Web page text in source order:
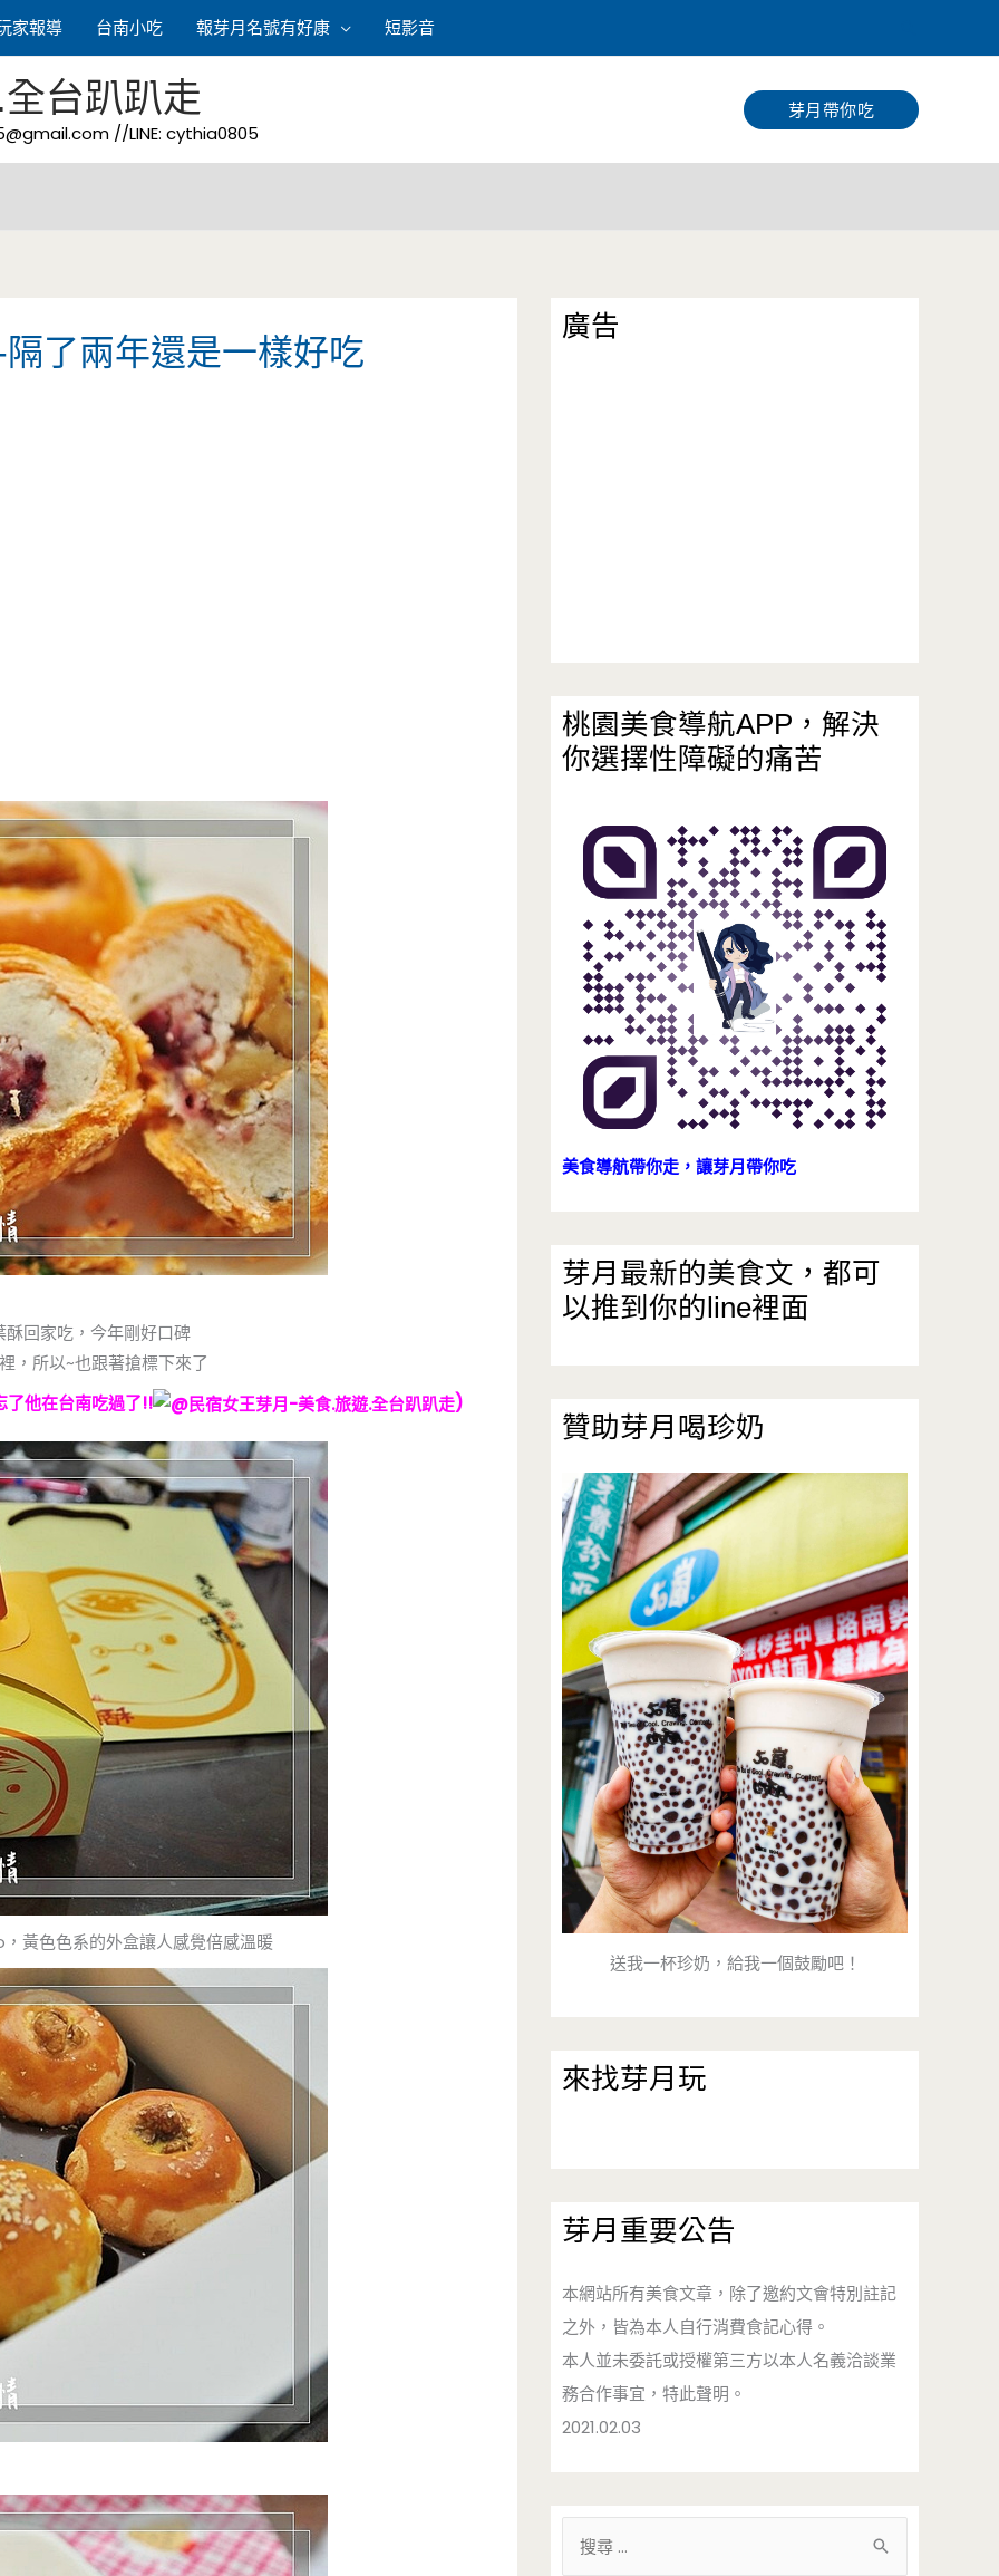
家報導 台南小吃 報芽月名號有好康 短影音
尋
台趴趴走
//LINE: cythia0805
芽月帶你吃
了兩年還是一樣好吃
回家吃，今年剛好口碑
，所以~也跟著搶標下來了
了他在台南吃過了!!
)
黃色色系的外盒讓人感覺倍感溫暖
廣告
桃園美食導航APP，解決
你選擇性障礙的痛苦
美食導航帶你走，讓芽月帶你吃
芽月最新的美食文，都可
以推到你的line裡面
贊助芽月喝珍奶
送我一杯珍奶，給我一個鼓勵吧！
來找芽月玩
芽月重要公告
本網站所有美食文章，除了邀約文會特別註記
之外，皆為本人自行消費食記心得。
本人並未委託或授權第三方以本人名義洽談業
務合作事宜，特此聲明。
2021.02.03